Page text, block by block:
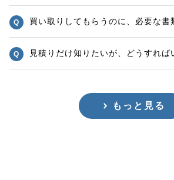
買い取りしてもらうのに、必要な書
見積りだけ知りたいが、どうすれば
もっと見る